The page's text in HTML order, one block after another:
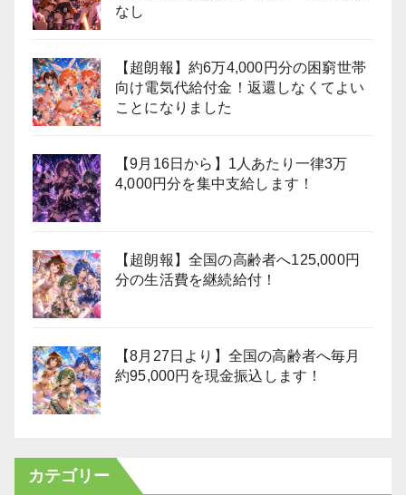
なし
【超朗報】約6万4,000円分の困窮世帯
向け電気代給付金！返還しなくてよい
ことになりました
【9月16日から】1人あたり一律3万
4,000円分を集中支給します！
【超朗報】全国の高齢者へ125,000円
分の生活費を継続給付！
【8月27日より】全国の高齢者へ毎月
約95,000円を現金振込します！
カテゴリー